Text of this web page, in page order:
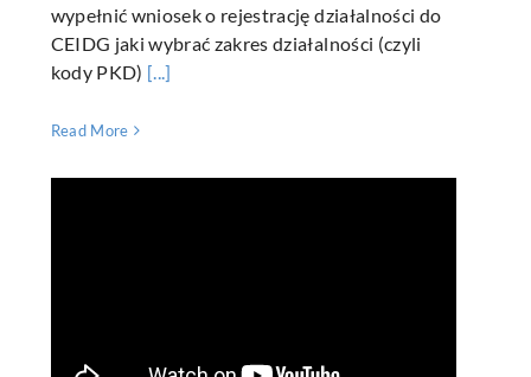
wypełnić wniosek o rejestrację działalności do
CEIDG jaki wybrać zakres działalności (czyli
kody PKD) [...]
Read More